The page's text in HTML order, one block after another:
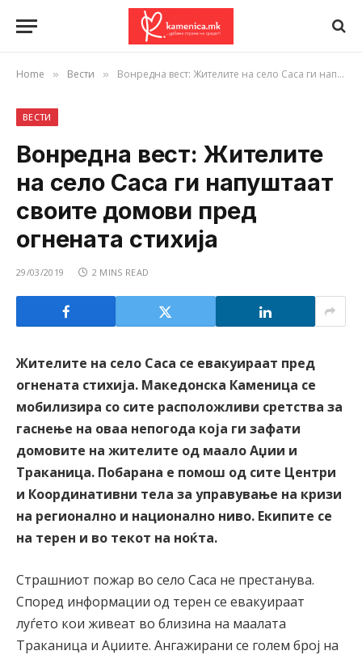
Home » Вести » Вонредна вест: Жителите на село Саса ги напуштаат своите домови пред огнената стихија
ВЕСТИ
Вонредна вест: Жителите
на село Саса ги напуштаат
своите домови пред
огнената стихија
29/03/2019 2 MINS READ
Жителите на село Саса се евакуираат пред
огнената стихија. Македонска Каменица се
мобилизира со сите расположливи сретства за
гаснење на оваа непогода која ги зафати
домовите на жителите од маало Аџии и
Траканица. Побарана е помош од сите Центри
и Координативни тела за управување на кризи
на регионално и национално ниво. Екипите се
на терен и во текот на ноќта.
Страшниот пожар во село Саса не престанува.
Според информации од терен се евакуираат
луѓето кои живеат во близина на маалата
Траканица и Аџиите. Ангажирани се голем број на